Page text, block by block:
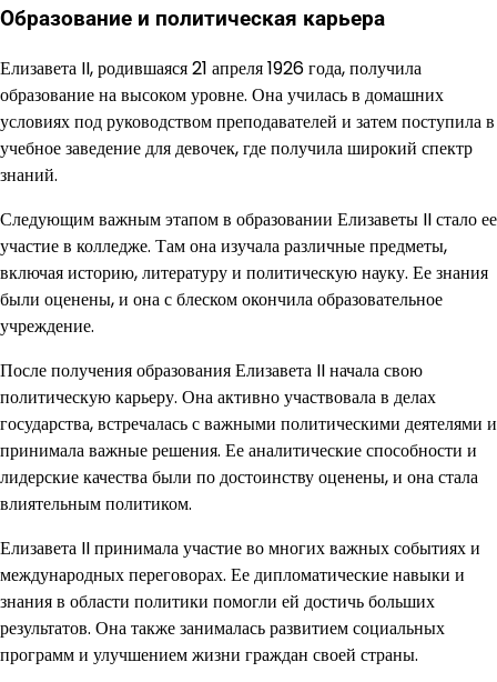
Образование и политическая карьера
Елизавета II, родившаяся 21 апреля 1926 года, получила
образование на высоком уровне. Она училась в домашних
условиях под руководством преподавателей и затем поступила в
учебное заведение для девочек, где получила широкий спектр
знаний.
Следующим важным этапом в образовании Елизаветы II стало ее
участие в колледже. Там она изучала различные предметы,
включая историю, литературу и политическую науку. Ее знания
были оценены, и она с блеском окончила образовательное
учреждение.
После получения образования Елизавета II начала свою
политическую карьеру. Она активно участвовала в делах
государства, встречалась с важными политическими деятелями и
принимала важные решения. Ее аналитические способности и
лидерские качества были по достоинству оценены, и она стала
влиятельным политиком.
Елизавета II принимала участие во многих важных событиях и
международных переговорах. Ее дипломатические навыки и
знания в области политики помогли ей достичь больших
результатов. Она также занималась развитием социальных
программ и улучшением жизни граждан своей страны.